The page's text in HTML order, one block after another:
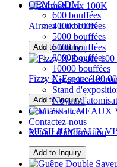
OEM / ODM
600 bouffées
4000 bouffées
5000 bouffées
6000 bouffées
8000 bouffées
10000 bouffées
Cigarette
Stand
Noyau
Connaissances
Contactez-nous
Retour d'information
Airmez Lux 100K
Add to Inquiry
Fizzy X-Espace 100
Add to Inquiry
MESII JUMEAUX
Add to Inquiry